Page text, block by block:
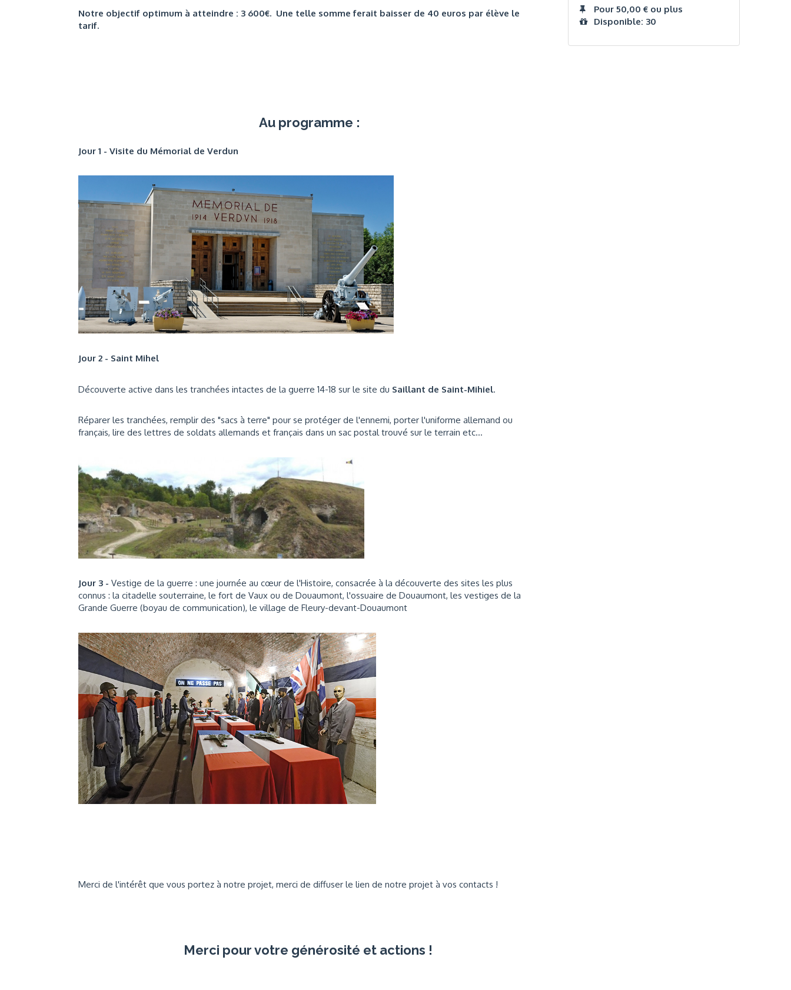
Notre objectif optimum à atteindre : 3 600€. Une telle somme ferait baisser de 40 euros par élève le
tarif.
Au programme :
Jour 1 - Visite du Mémorial de Verdun
Jour 2 - Saint Mihel
Découverte active dans les tranchées intactes de la guerre 14-18 sur le site du Saillant de Saint-Mihiel.
Réparer les tranchées, remplir des "sacs à terre" pour se protéger de l'ennemi, porter l'uniforme allemand ou
français, lire des lettres de soldats allemands et français dans un sac postal trouvé sur le terrain etc...
Jour 3 - Vestige de la guerre : une journée au cœur de l'Histoire, consacrée à la découverte des sites les plus
connus : la citadelle souterraine, le fort de Vaux ou de Douaumont, l'ossuaire de Douaumont, les vestiges de la
Grande Guerre (boyau de communication), le village de Fleury-devant-Douaumont
Merci de l'intérêt que vous portez à notre projet, merci de diffuser le lien de notre projet à vos contacts !
Merci pour votre générosité et actions !
Pour 50,00 € ou plus
Disponible: 30